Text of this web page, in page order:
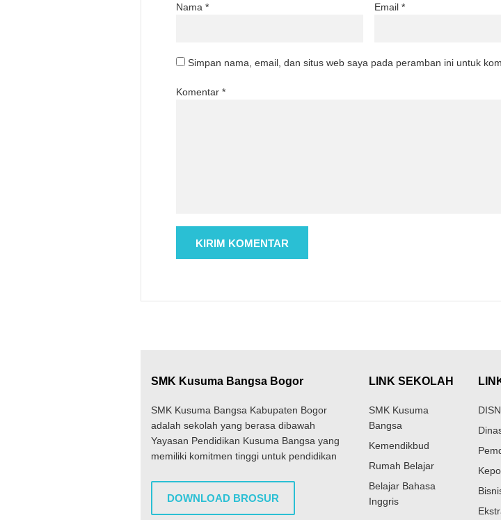
Nama * Email *
Simpan nama, email, dan situs web saya pada peramban ini untuk
Komentar *
SMK Kusuma Bangsa Bogor
SMK Kusuma Bangsa Kabupaten Bogor
adalah sekolah yang berasa dibawah
Yayasan Pendidikan Kusuma Bangsa yang
memiliki komitmen tinggi untuk pendidikan
DOWNLOAD BROSUR
LINK SEKOLAH
SMK Kusuma
Bangsa
Kemendikbud
Rumah Belajar
Belajar Bahasa
Inggris